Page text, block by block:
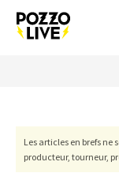
Les articles en brefs ne
producteur, tourneur,